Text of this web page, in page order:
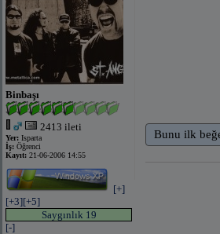
Binbaşı
2413 ileti
Yer: Isparta
İş: Öğrenci
Kayıt: 21-06-2006 14:55
[+]
[+3][+5]
Saygınlık 19
[-]
Bunu ilk